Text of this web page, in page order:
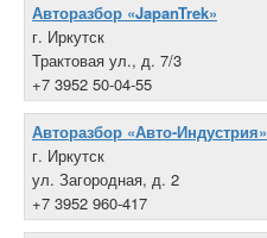
Авторазбор «JapanTrek»
г. Иркутск
Трактовая ул., д. 7/3
+7 3952 50-04-55
Авторазбор «Авто-Индустрия»
г. Иркутск
ул. Загородная, д. 2
+7 3952 960-417